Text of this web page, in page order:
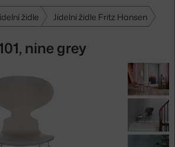
židle Jídelní židle Fritz Hansen
nine grey